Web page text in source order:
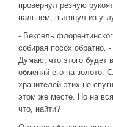
провернул резную
пальцем, вытянул из
- Вексель
собирая посох обратно.
Думаю, что этого будет
обменяй его на золото.
хранителей этих не
этом же месте. Но на
что, найти?